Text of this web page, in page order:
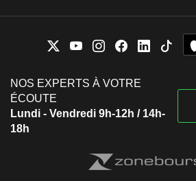
NOS EXPERTS À VOTRE
ÉCOUTE
Lundi - Vendredi 9h-12h / 14h-
18h